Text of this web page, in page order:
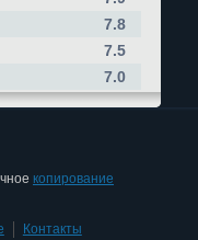
7.8
7.5
7.0
копирование
Контакты